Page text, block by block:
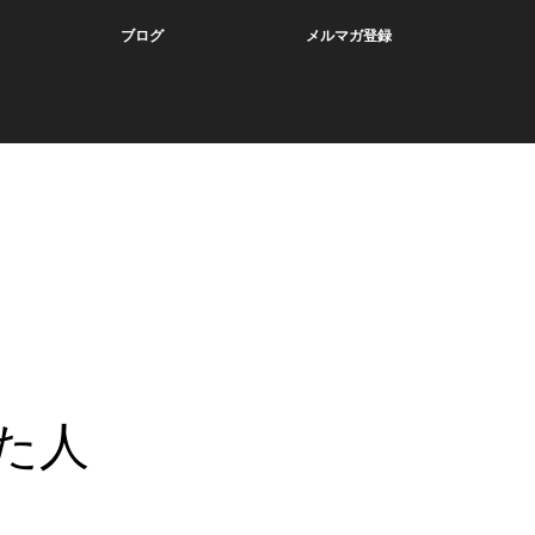
ブログ メルマガ登録
人